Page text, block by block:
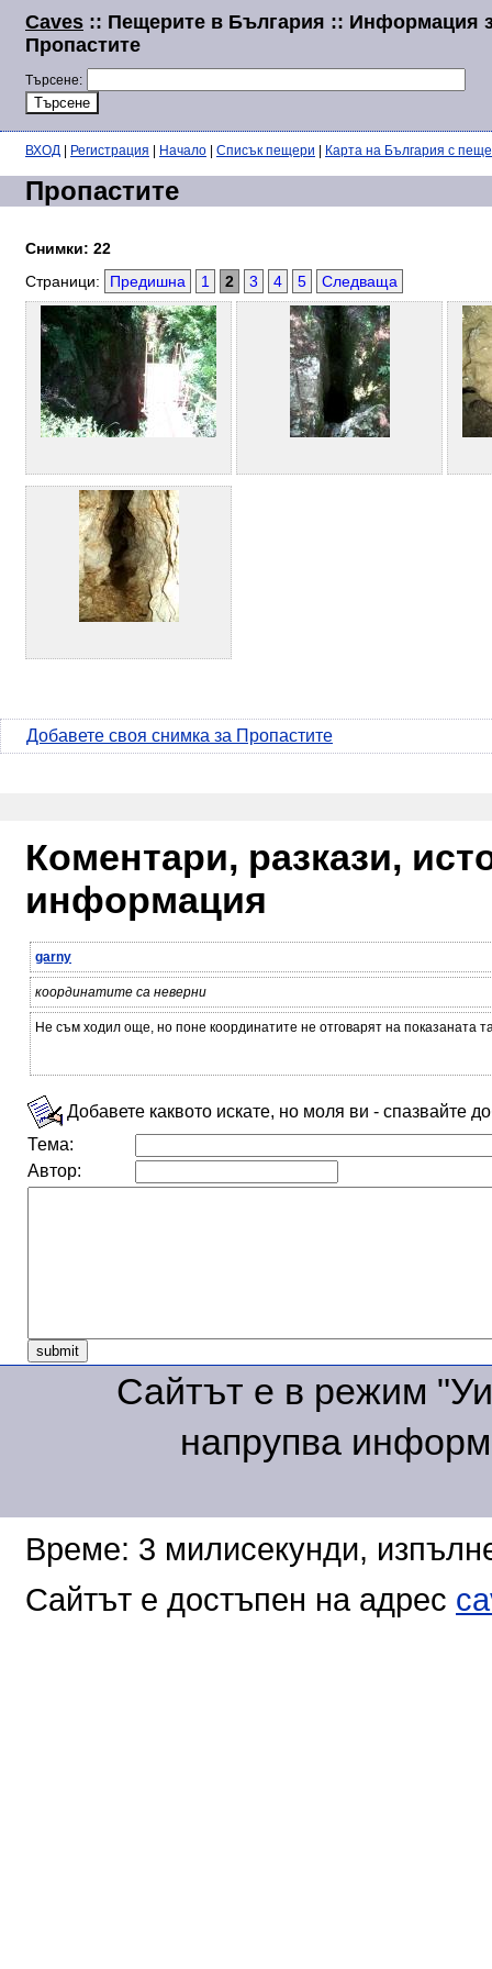
Caves :: Пещерите в България :: Информация
Пропастите
Търсене:
ВХОД Регистрация Начало Списък пещери Карта на България с
Пропастите
Снимки: 22
Страници:
Предишна 1 2 3 4 5 Следваща
Добавете своя снимка за Пропастите
Коментари, разкази,
информация
garny
координатите са неверни
Не съм ходил още, но поне координатите не отговарят на показаната
Добавете каквото искате, но моля ви - спазвайте
Тема:
Автор:
Сайтът е в режим
напрупва
Време: 3 милисекунди,
Сайтът е достъпен на адрес